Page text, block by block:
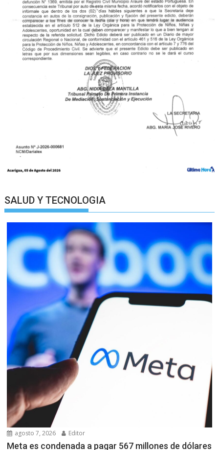
SALUD Y TECNOLOGIA
agosto 7, 2026 Editor
Meta es condenada a pagar 567 millones de dólares